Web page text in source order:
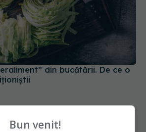
din bucătării. De ce o
Bun venit!